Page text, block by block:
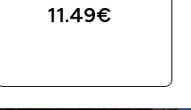
11.49€‎